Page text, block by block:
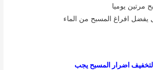
مرتين يوميا
يفضل افراغ المسبح من الماء
لتخفيف اضرار المسبح يجب